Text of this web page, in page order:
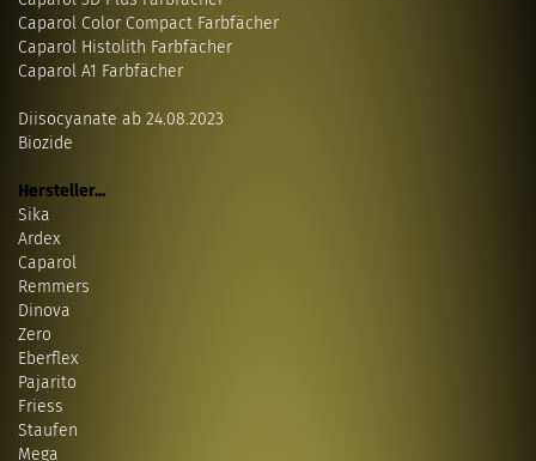
Caparol Color Compact Farbfächer
Caparol Histolith Farbfächer
Caparol A1 Farbfächer
Diisocyanate ab 24.08.2023
Biozide
Hersteller...
Sika
Ardex
Caparol
Remmers
Dinova
Zero
Eberflex
Pajarito
Friess
Staufen
Mega